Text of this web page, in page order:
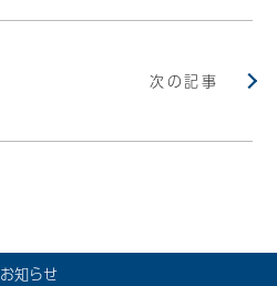
次の記事
お知らせ